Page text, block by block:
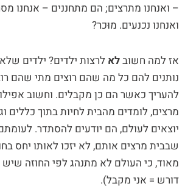
– ואנחנו מתרצים; הם מתחננים – אנחנו
ואנחנו נכנעים. מוּכר?
אז למה חשובלא לרצות ילדים? ילדים
נותנים להם כל מה שהם רוצים מתי שהם
להעריך כאשר הם כן מקבלים. וחשוב
מרצים, לומדים מהבית לחיות בתוך כללים
יוצאים לעולם, הם יודעים להסתדר.
שבבית מרצים אותם, לא יזכו לאותו יחס
מאוד, כי העולם לא מתנהג לפי החוזה שיש
דורש = אני מקבל).